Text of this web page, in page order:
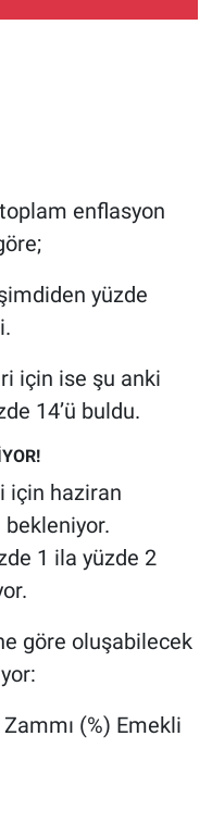
enflasyon
yüzde
için ise şu anki
14’ü buldu.
için haziran
bekleniyor.
1 ila yüzde 2
göre oluşabilecek
(%) Emekli